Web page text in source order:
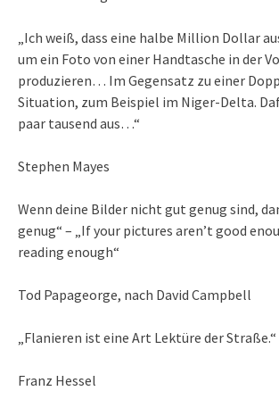
„Ich weiß, dass eine halbe Million Dollar
um ein Foto von einer Handtasche in der
produzieren… Im Gegensatz zu einer
Situation, zum Beispiel im Niger-Delta.
paar tausend aus…“
Stephen Mayes
Wenn deine Bilder nicht gut genug sind,
genug“ – „If your pictures aren’t good
reading enough“
Tod Papageorge, nach David Campbell
„Flanieren ist eine Art Lektüre der Straße.“
Franz Hessel